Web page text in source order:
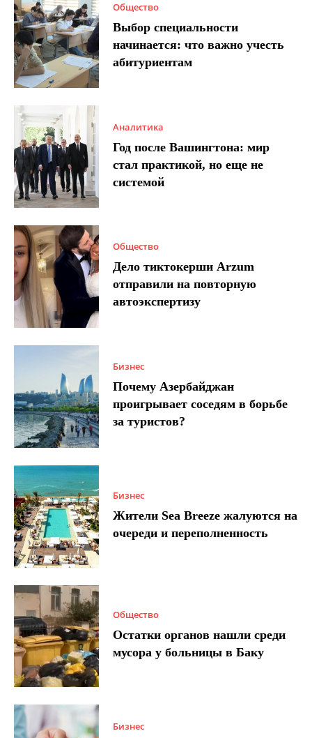
Общество
Выбор специальности
начинается: что важно учесть
абитуриентам
Аналитика
Год после Вашингтона: мир
стал практикой, но еще не
системой
Общество
Дело тиктокерши Arzum
отправили на повторную
автоэкспертизу
Бизнес
Почему Азербайджан
проигрывает соседям в борьбе
за туристов?
Бизнес
Жители Sea Breeze жалуются на
очереди и переполненность
Общество
Остатки органов нашли среди
мусора у больницы в Баку
Бизнес